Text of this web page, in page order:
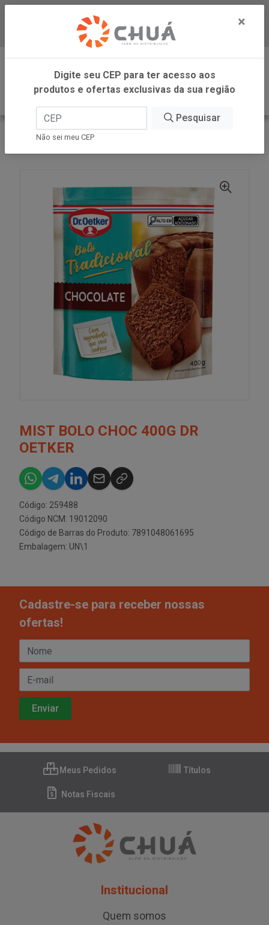
Baixe já nosso APP
0
INÍCIO
DR OETKER BRASIL
MIST BOLO CHOC 400G DR
OETKER
Código: 259488
Código NCM: 19012090
Código de Barras do Produto: 7891048061695
Embalagem: UN\1
Cadastre-se para receber nossas
ofertas!
Meus Pedidos Títulos
Notas Fiscais
Institucional
Quem somos
×
Digite seu CEP para ter acesso aos
produtos e ofertas exclusivas da sua região
Pesquisar
Não sei meu CEP